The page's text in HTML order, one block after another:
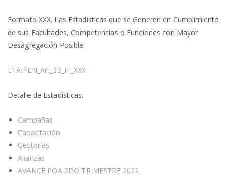
Formato XXX. Las Estadísticas que se Generen en Cumplimiento
de sus Facultades, Competencias o Funciones con Mayor
Desagregación Posible
LTAIPEN_Art_33_Fr_XXX
Detalle de Estadísticas:
Campañas
Capacitación
Gestorías
Alianzas
AVANCE POA 2DO TRIMESTRE 2022